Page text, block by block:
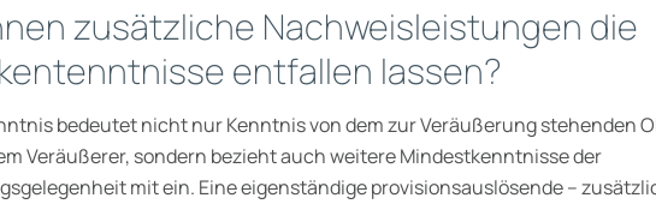
zusätzliche Nachweisleistungen die
entfallen lassen?
bedeutet nicht nur Kenntnis von dem zur Veräußerung stehenden
Veräußerer, sondern bezieht auch weitere Mindestkenntnisse der
mit ein. Eine eigenständige provisionsauslösende –